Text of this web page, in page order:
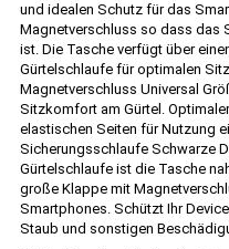
und idealen Schutz für das
Magnetverschluss so dass das
ist. Die Tasche verfügt über
Gürtelschlaufe für optimalen
Magnetverschluss Universal
Sitzkomfort am Gürtel.
elastischen Seiten für Nutzung
Sicherungsschlaufe Schwarze
Gürtelschlaufe ist die Tasche
große Klappe mit
Smartphones. Schützt Ihr
Staub und sonstigen